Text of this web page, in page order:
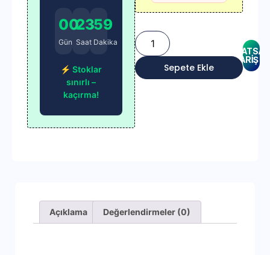
00
Gün
23
Saat
59
Dakika
⚡ Stoklar
sınırlı –
kaçırma!
Sepete Ekle
SİPARİŞ
Açıklama Değerlendirmeler (0)